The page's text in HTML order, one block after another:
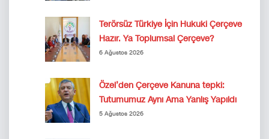
Terörsüz Türkiye İçin Hukuki Çerçeve
Hazır. Ya Toplumsal Çerçeve?
6 Ağustos 2026
Özel’den Çerçeve Kanuna tepki:
Tutumumuz Aynı Ama Yanlış Yapıldı
5 Ağustos 2026